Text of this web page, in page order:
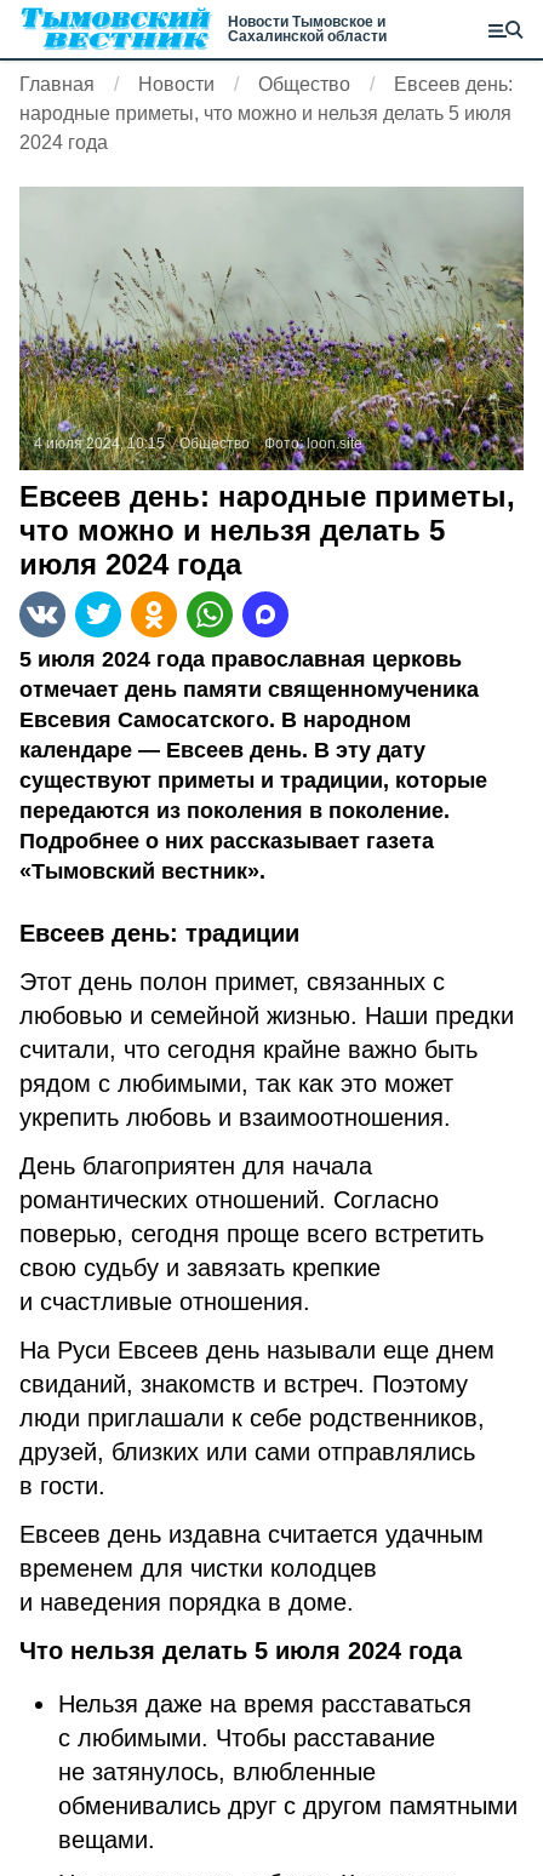
Новости Тымовское и
Сахалинской области
Главная Новости Общество
Евсеев день:
народные приметы, что можно и нельзя делать 5 июля
2024 года
4 июля 2024, 10:15 Общество Фото:loon.site
Евсеев день: народные приметы,
что можно и нельзя делать 5
июля 2024 года
5 июля 2024 года православная церковь
отмечает день памяти священномученика
Евсевия Самосатского. В народном
календаре — Евсеев день. В эту дату
существуют приметы и традиции, которые
передаются из поколения в поколение.
Подробнее о них рассказывает газета
«Тымовский вестник».
Евсеев день: традиции
Этот день полон примет, связанных с
любовью и семейной жизнью. Наши предки
считали, что сегодня крайне важно быть
рядом с любимыми, так как это может
укрепить любовь и взаимоотношения.
День благоприятен для начала
романтических отношений. Согласно
поверью, сегодня проще всего встретить
свою судьбу и завязать крепкие
и счастливые отношения.
На Руси Евсеев день называли еще днем
свиданий, знакомств и встреч. Поэтому
люди приглашали к себе родственников,
друзей, близких или сами отправлялись
в гости.
Евсеев день издавна считается удачным
временем для чистки колодцев
и наведения порядка в доме.
Что нельзя делать 5 июля 2024 года
Нельзя даже на время расставаться
с любимыми. Чтобы расставание
не затянулось, влюбленные
обменивались друг с другом памятными
вещами.